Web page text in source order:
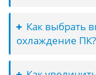
Как выбрать
охлаждение ПК?